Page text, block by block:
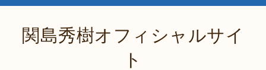
関島秀樹オフィシャルサイ
ト